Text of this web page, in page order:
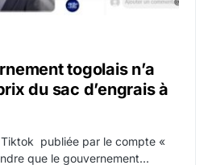
togolais n’a
du sac d’engrais à
publiée par le compte «
que le gouvernement…